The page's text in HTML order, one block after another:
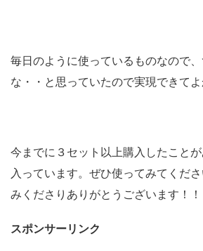
毎日のように使っているものなので
な・・と思っていたので実現できてよ
今までに３セット以上購入したこと
入っています。ぜひ使ってみてくだ
みくださりありがとうございます！！
スポンサーリンク